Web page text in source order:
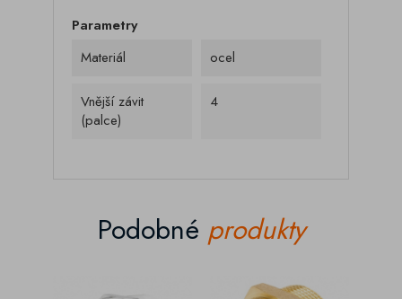
Parametry
Materiál
ocel
Vnější závit
(palce)
4
Podobné produkty